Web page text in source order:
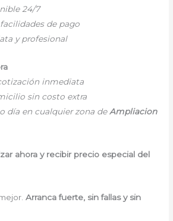
24/7
de pago
y profesional
inmediata
sin costo extra
día en cualquier zona deAmpliacion
ahora y recibir precio especial del
Arranca fuerte, sin fallas y sin